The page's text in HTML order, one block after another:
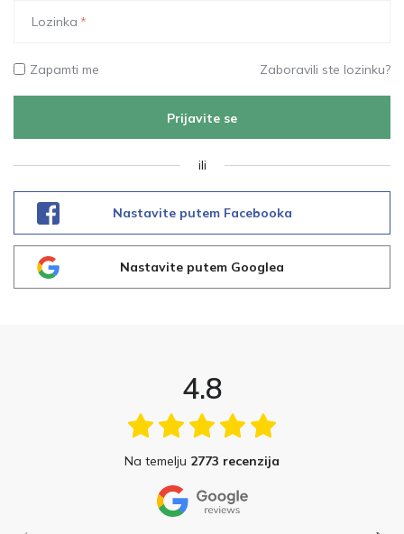
Lozinka
Zapamti me Zaboravili ste lozinku?
Prijavite se
ili
Nastavite putem Facebooka
Nastavite putem Googlea
4.8
Na temelju 2773 recenzija